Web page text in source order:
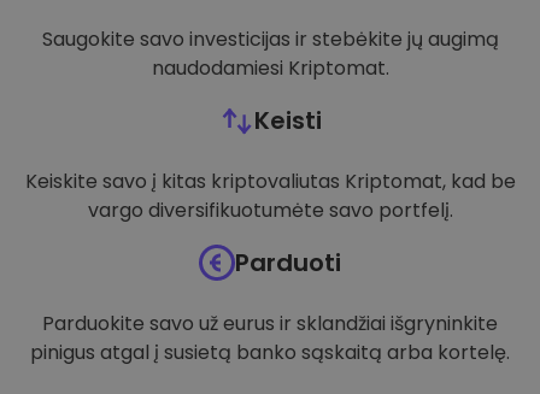
Saugokite savo investicijas ir stebėkite jų augimą
naudodamiesi Kriptomat.
Keisti
Keiskite savo į kitas kriptovaliutas Kriptomat, kad be
vargo diversifikuotumėte savo portfelį.
Parduoti
Parduokite savo už eurus ir sklandžiai išgryninkite
pinigus atgal į susietą banko sąskaitą arba kortelę.